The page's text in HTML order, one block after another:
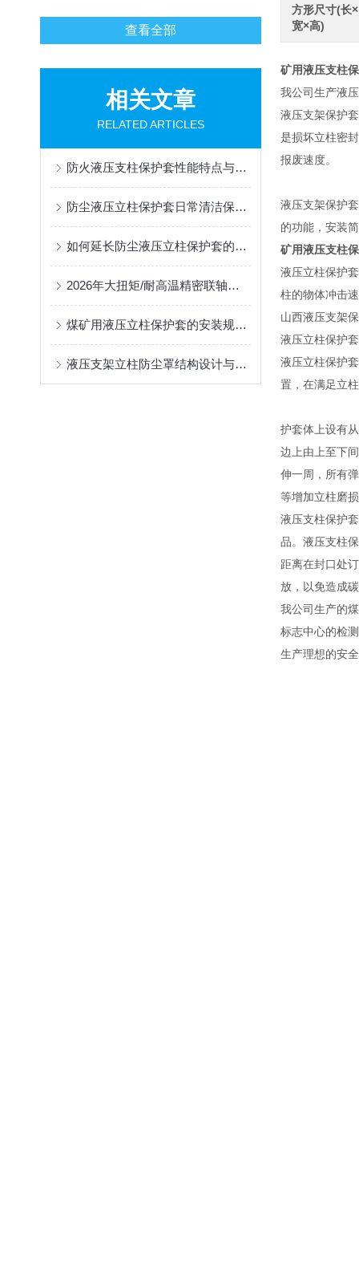
查看全部
相关文章
RELATED ARTICLES
防火液压支柱保护套性能特点与阻燃防护应用
防尘液压立柱保护套日常清洁保养与更换规范
如何延长防尘液压立柱保护套的使用寿命？
2026年大扭矩/耐高温精密联轴器定制找哪家？能实现精准定制的优质厂家盘点
煤矿用液压立柱保护套的安装规范与使用寿命提升方案
液压支架立柱防尘罩结构设计与密封防护原理
方形尺寸(长×
宽×高)
矿用液压支柱
我公司生产液
液压支架保护
是损坏立柱密
报废速度。
液压支架保护
的功能，安装
矿用液压支柱
液压立柱保护
柱的物体冲击
山西液压支架
液压立柱保护
液压立柱保护
置，在满足立
护套体上设有
边上由上至下
伸一周，所有
等增加立柱磨
液压支柱保护
品。液压支柱
距离在封口处
放，以免造成
我公司生产的
标志中心的检
生产理想的安